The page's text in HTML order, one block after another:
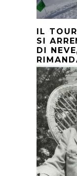
IL
SI
DI